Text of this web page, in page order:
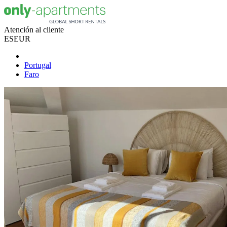
Atención al cliente
ESEUR
Portugal
Faro